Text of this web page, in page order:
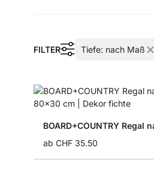
FILTER Tiefe: nach Maß
BOARD+COUNTRY Regal
ab CHF 35.50